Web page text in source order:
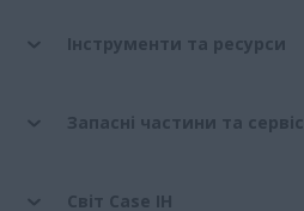
Інструменти та ресурси
Запасні частини та сервіс
Світ Case IH